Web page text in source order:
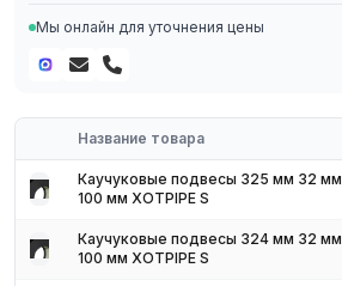
каучуковые подвесы для Ду 15–150 мм.
Диаметр трубы: Ду 15–150 мм
Снижение вибрации: до 80%
Мы онлайн для уточнения цены
Название товара
Каучуковые подвесы 325 мм 32 мм
100 мм XOTPIPE S
Каучуковые подвесы 324 мм 32 мм
100 мм XOTPIPE S